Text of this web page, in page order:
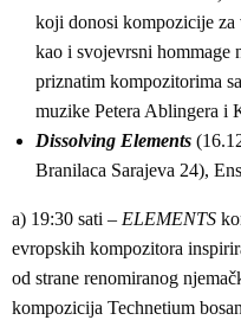
koji donosi kompozicije
kao i svojevrsni hommage
priznatim kompozitorima
muzike Petera Ablingera i
Dissolving Elements
Branilaca Sarajeva 24),
a) 19:30 sati – ELEMENTS
evropskih kompozitora
od strane renomiranog
kompozicija Technetium